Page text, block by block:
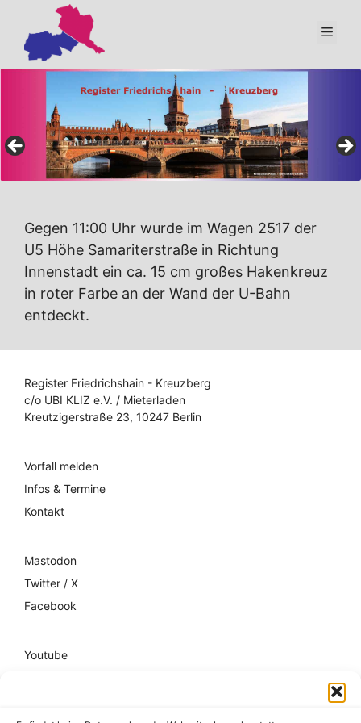
Inhalt
springen
Gegen 11:00 Uhr wurde im Wagen 2517 der
U5 Höhe Samariterstraße in Richtung
Innenstadt ein ca. 15 cm großes Hakenkreuz
in roter Farbe an der Wand der U-Bahn
entdeckt.
Register Friedrichshain - Kreuzberg
c/o UBI KLIZ e.V. / Mieterladen
Kreutzigerstraße 23, 10247 Berlin
Vorfall melden
Infos & Termine
Kontakt
Mastodon
Twitter / X
Facebook
Youtube